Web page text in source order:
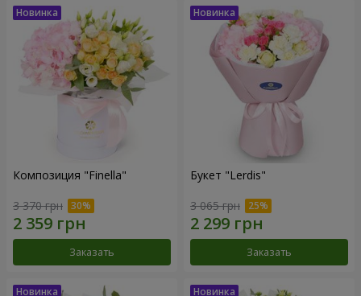
Композиция "Finella"
3 370 грн
Заказать
Букет "Lerdis"
3 065 грн
Заказать